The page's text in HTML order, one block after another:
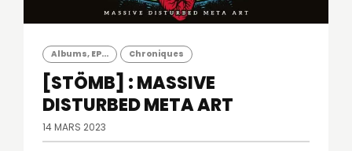
Albums, EP... Chroniques
[STÖMB] : MASSIVE
DISTURBED META ART
14 MARS 2023